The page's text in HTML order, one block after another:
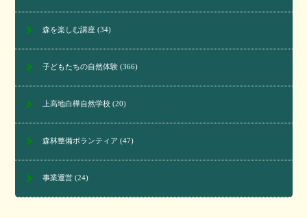
森を楽しむ講座(34)
子どもたちの自然体験(366)
上高地白樺自然学校(20)
森林整備ボランティア (47)
事業運営(24)